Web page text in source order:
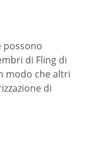
possono
di Fling di
modo che altri
di